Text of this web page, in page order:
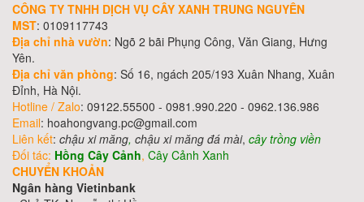
CÔNG TY TNHH DỊCH VỤ CÂY XANH TRUNG NGUYÊN
MST: 0109117743
Địa chỉ nhà vườn: Ngõ 2 bãi Phụng Công, Văn Giang, Hưng
Yên.
Địa chỉ văn phòng: Số 16, ngách 205/193 Xuân Nhang, Xuân
Đỉnh, Hà Nội.
Hotline / Zalo: 09122.55500 - 0981.990.220 - 0962.136.986
Email: hoahongvang.pc@gmail.com
Liên kết: chậu xi măng, chậu xi măng đá mài, cây trồng viền
Đối tác: Hồng Cây Cảnh, Cây Cảnh Xanh
CHUYỂN KHOẢN
Ngân hàng Vietinbank